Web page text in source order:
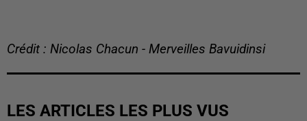
Crédit : Nicolas Chacun - Merveilles Bavuidinsi
LES ARTICLES LES PLUS VUS